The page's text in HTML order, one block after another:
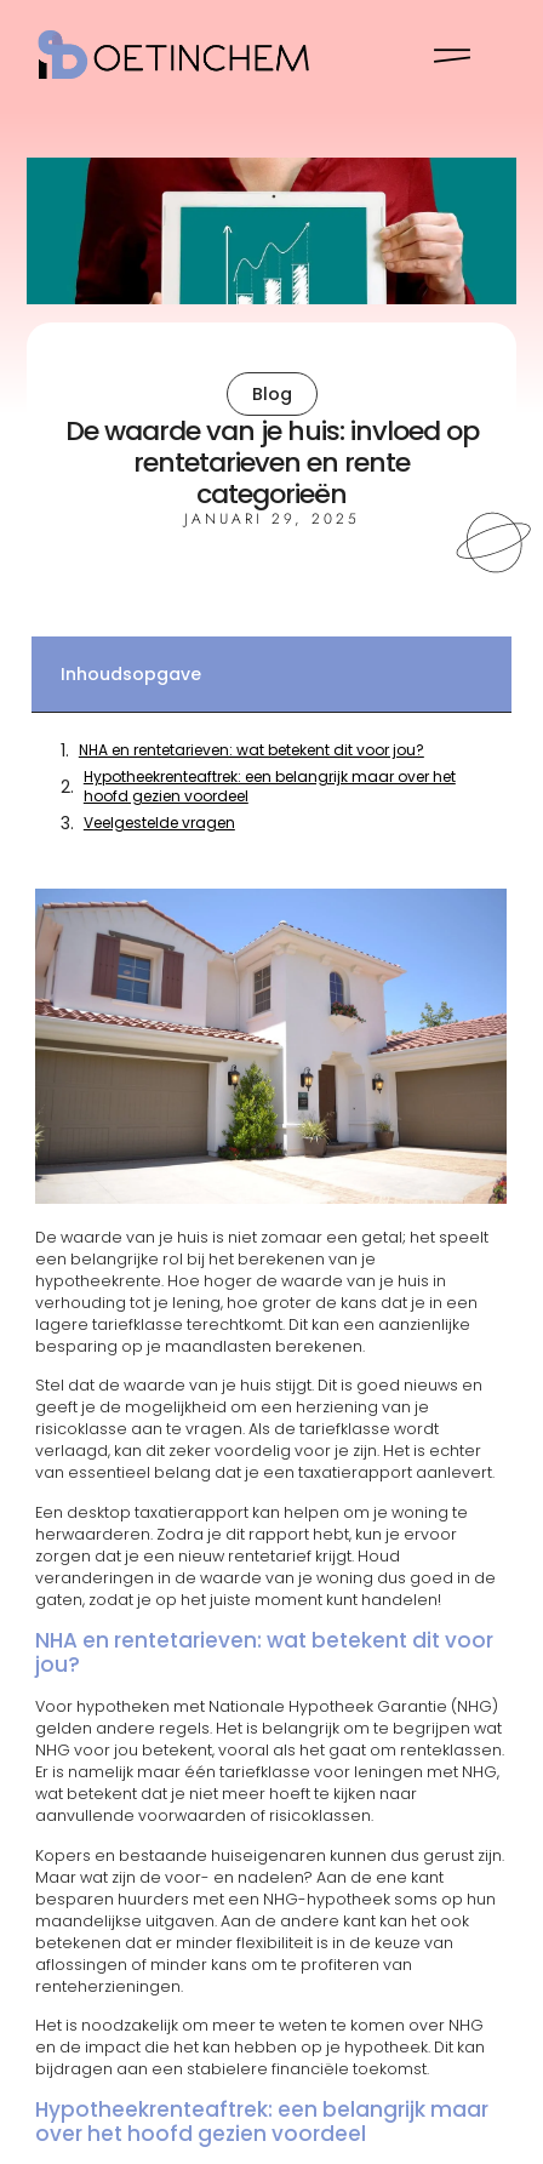
Blog
De waarde van je huis: invloed op
rentetarieven en rente
categorieën
JANUARI 29, 2025
De waarde van je huis is niet zomaar een getal; het speelt
een belangrijke rol bij het berekenen van je
hypotheekrente. Hoe hoger de waarde van je huis in
verhouding tot je lening, hoe groter de kans dat je in een
lagere tariefklasse terechtkomt. Dit kan een aanzienlijke
besparing op je maandlasten berekenen.
Stel dat de waarde van je huis stijgt. Dit is goed nieuws en
geeft je de mogelijkheid om een herziening van je
risicoklasse aan te vragen. Als de tariefklasse wordt
verlaagd, kan dit zeker voordelig voor je zijn. Het is echter
van essentieel belang dat je een taxatierapport aanlevert.
Een desktop taxatierapport kan helpen om je woning te
herwaarderen. Zodra je dit rapport hebt, kun je ervoor
zorgen dat je een nieuw rentetarief krijgt. Houd
veranderingen in de waarde van je woning dus goed in de
gaten, zodat je op het juiste moment kunt handelen!
NHA en rentetarieven: wat betekent dit voor
jou?
Voor hypotheken met Nationale Hypotheek Garantie (NHG)
gelden andere regels. Het is belangrijk om te begrijpen wat
NHG voor jou betekent, vooral als het gaat om renteklassen.
Er is namelijk maar één tariefklasse voor leningen met NHG,
wat betekent dat je niet meer hoeft te kijken naar
aanvullende voorwaarden of risicoklassen.
Kopers en bestaande huiseigenaren kunnen dus gerust zijn.
Maar wat zijn de voor- en nadelen? Aan de ene kant
besparen huurders met een NHG-hypotheek soms op hun
maandelijkse uitgaven. Aan de andere kant kan het ook
betekenen dat er minder flexibiliteit is in de keuze van
aflossingen of minder kans om te profiteren van
renteherzieningen.
Het is noodzakelijk om meer te weten te komen over NHG
en de impact die het kan hebben op je hypotheek. Dit kan
bijdragen aan een stabielere financiële toekomst.
Hypotheekrenteaftrek: een belangrijk maar
over het hoofd gezien voordeel
Inhoudsopgave
NHA en rentetarieven: wat betekent dit voor jou?
Hypotheekrenteaftrek: een belangrijk maar over het
hoofd gezien voordeel
Veelgestelde vragen